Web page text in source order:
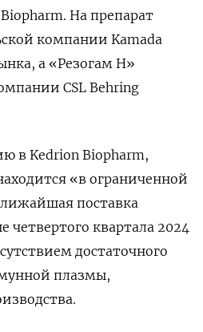
На препарат
компании Kamada
а «Резогам Н»
CSL Behring
в Kedrion Biopharm,
«в ограниченной
поставка
четвертого квартала 2024
достаточного
плазмы,